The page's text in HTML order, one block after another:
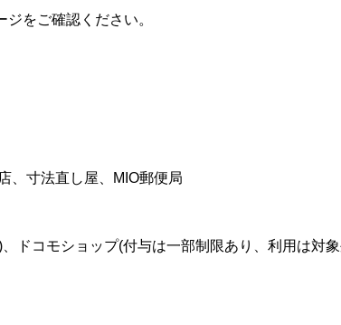
をご確認ください。
、寸法直し屋、MIO郵便局
ドコモショップ(付与は一部制限あり、利用は対